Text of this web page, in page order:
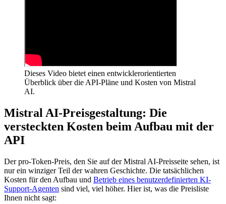
Dieses Video bietet einen entwicklerorientierten
Überblick über die API-Pläne und Kosten von Mistral
AI.
Mistral AI-Preisgestaltung: Die
versteckten Kosten beim Aufbau mit der
API
Der pro-Token-Preis, den Sie auf der Mistral AI-Preisseite sehen, ist
nur ein winziger Teil der wahren Geschichte. Die tatsächlichen
Kosten für den Aufbau und Betrieb eines benutzerdefinierten KI-
Support-Agenten sind viel, viel höher. Hier ist, was die Preisliste
Ihnen nicht sagt: